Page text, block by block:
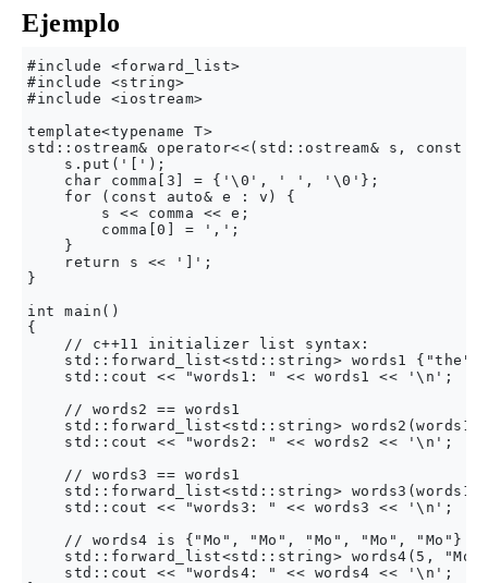
Ejemplo
#include <forward_list>
#include <string>
#include <iostream>
template<typename T>
std::ostream& operator<<(std::ostream& s, const
    s.put('[');
    char comma[3] = {'\0', ' ', '\0'};
    for (const auto& e : v) {
        s << comma << e;
        comma[0] = ',';
    }
    return s << ']';
}
int main()
{
    // c++11 initializer list syntax:
std::forward_list<std::string> words1
    std::cout << "words1: " << words1 << '\n';
    // words2 == words1
std::forward_list<std::string>
    std::cout << "words2: " << words2 << '\n';
    // words3 == words1
std::forward_list<std::string>
    std::cout << "words3: " << words3 << '\n';
    // words4 is {"Mo", "Mo", "Mo", "Mo", "Mo"}
std::forward_list<std::string> words4(5,
    std::cout << "words4: " << words4 << '\n';